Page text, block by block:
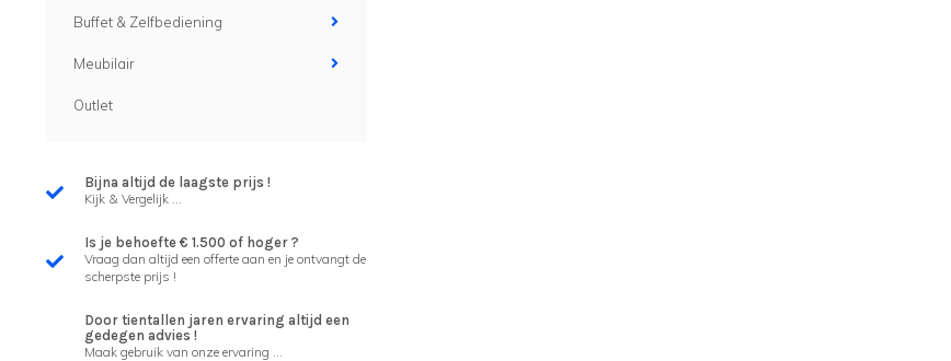
Buffet & Zelfbediening
Meubilair
Outlet
Bijna altijd de laagste prijs !
Kijk & Vergelijk ...
Is je behoefte € 1.500 of hoger ?
Vraag dan altijd een offerte aan en je ontvangt de
scherpste prijs !
Door tientallen jaren ervaring altijd een
gedegen advies !
Maak gebruik van onze ervaring ...